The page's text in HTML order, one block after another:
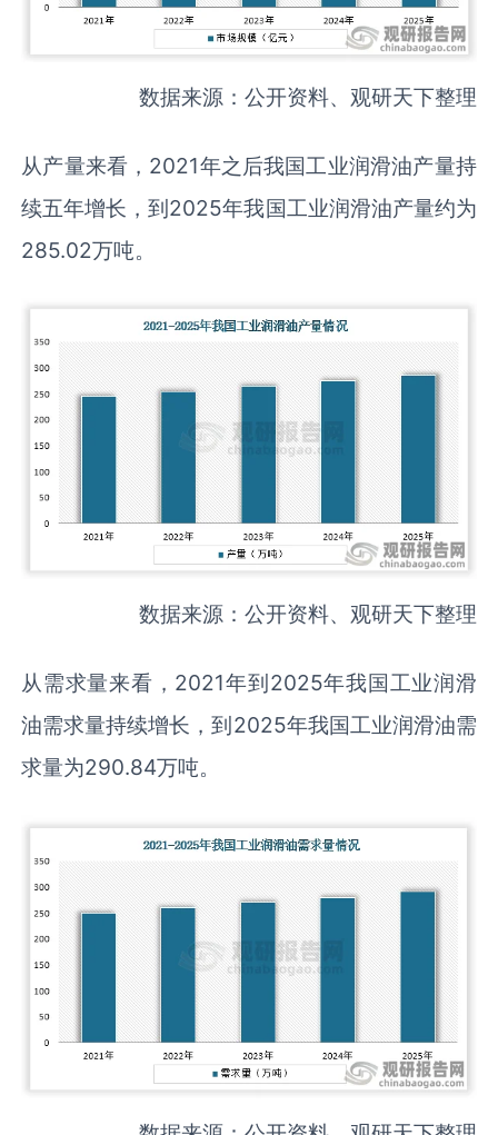
数据来源：公开资料、观研天下整理
从产量来看，2021年之后我国工业润滑油产量持
续五年增长，到2025年我国工业润滑油产量约为
285.02万吨。
数据来源：公开资料、观研天下整理
从需求量来看，2021年到2025年我国工业润滑
油需求量持续增长，到2025年我国工业润滑油需
求量为290.84万吨。